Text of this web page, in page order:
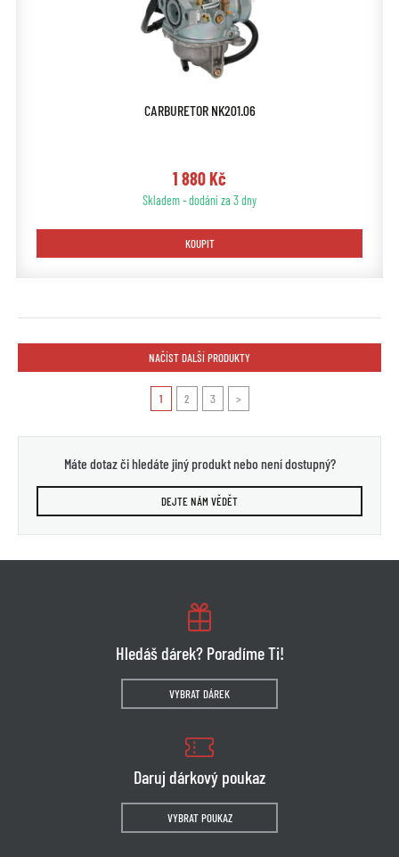
CARBURETOR NK201.06
1 880 Kč
Skladem - dodání za 3 dny
KOUPIT
NAČÍST DALŠÍ PRODUKTY
1 2 3 >
Máte dotaz či hledáte jiný produkt nebo není dostupný?
DEJTE NÁM VĚDĚT
Hledáš dárek? Poradíme Ti!
VYBRAT DÁREK
Daruj dárkový poukaz
VYBRAT POUKAZ